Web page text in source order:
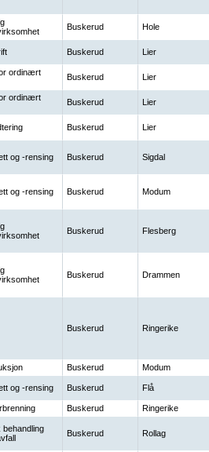
Buskerud Hole
Buskerud Lier
ordinært
Buskerud Lier
ordinært
Buskerud Lier
Buskerud Lier
og -rensing Buskerud Sigdal
og -rensing Buskerud Modum
Buskerud Flesberg
Buskerud Drammen
Buskerud Ringerike
Buskerud Modum
og -rensing Buskerud Flå
Buskerud Ringerike
behandling
Buskerud Rollag